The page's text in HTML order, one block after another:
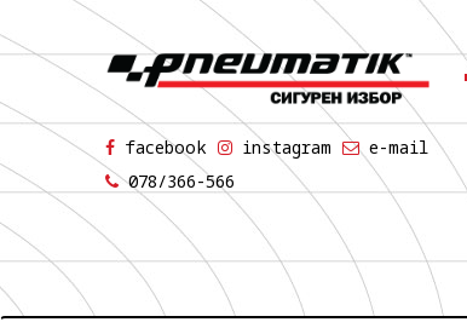
facebook instagram
e-mail
078/366-566